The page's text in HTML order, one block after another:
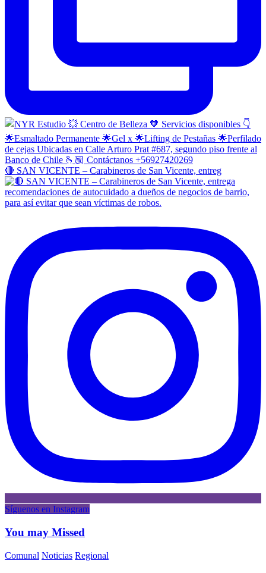
🔴 SAN VICENTE – Carabineros de San Vicente, entreg
Síguenos en Instagram
You may Missed
Comunal Noticias Regional